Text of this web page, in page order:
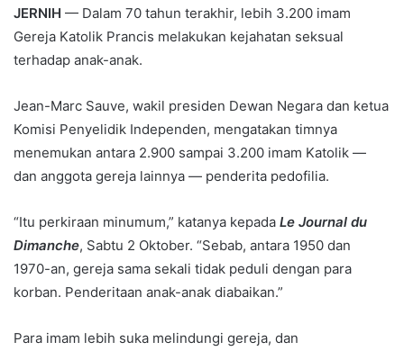
JERNIH — Dalam 70 tahun terakhir, lebih 3.200 imam
Gereja Katolik Prancis melakukan kejahatan seksual
terhadap anak-anak.
Jean-Marc Sauve, wakil presiden Dewan Negara dan ketua
Komisi Penyelidik Independen, mengatakan timnya
menemukan antara 2.900 sampai 3.200 imam Katolik —
dan anggota gereja lainnya — penderita pedofilia.
“Itu perkiraan minumum,” katanya kepada Le Journal du
Dimanche, Sabtu 2 Oktober. “Sebab, antara 1950 dan
1970-an, gereja sama sekali tidak peduli dengan para
korban. Penderitaan anak-anak diabaikan.”
Para imam lebih suka melindungi gereja, dan